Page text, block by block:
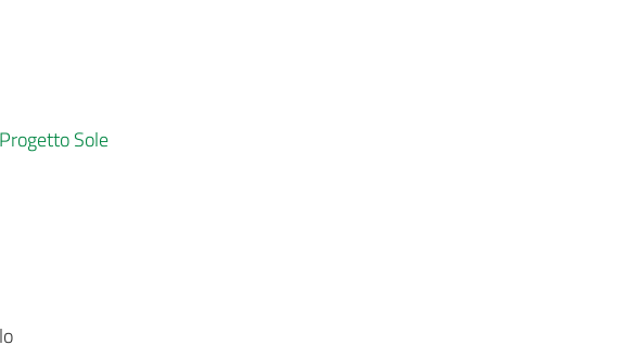
Progetto Sole